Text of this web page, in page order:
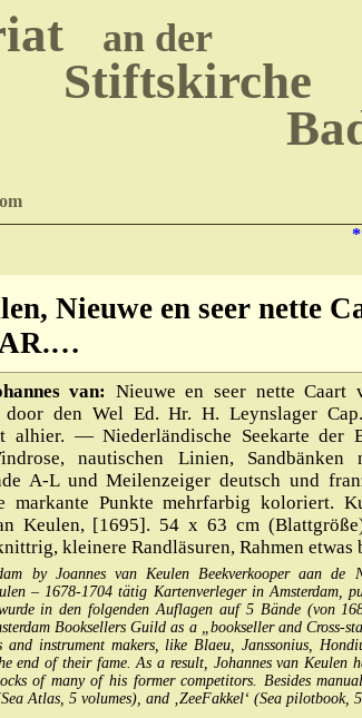
an der
Stiftskirche
Nieuwe en seer nette
van: Nieuwe en seer nette Caart
door den Wel Ed. Hr. H. Leynslager
alhier. — Niederländische Seekarte der
nautischen Linien, Sandbänken
A-L und Meilenzeiger deutsch und
markante Punkte mehrfarbig koloriert.
Keulen, [1695]. 54 x 63 cm
kleinere Randläsuren, Rahmen etwas
by Joannes van Keulen Beekverkooper aan de
– 1678-1704 tätig Kartenverleger in Amsterdam,
in den folgenden Auflagen auf 5 Bände (von
Booksellers Guild as a „bookseller and Cross-
and instrument makers, like Blaeu, Janssonius,
end of their fame. As a result, Johannes van Keulen
of many of his former competitors. Besides
Atlas, 5 volumes), and ‚ZeeFakkel‘ (Sea pilotbook,